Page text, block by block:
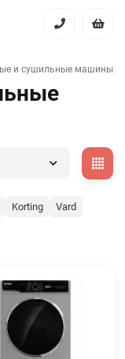
и сушильные машины
Korting
Vard